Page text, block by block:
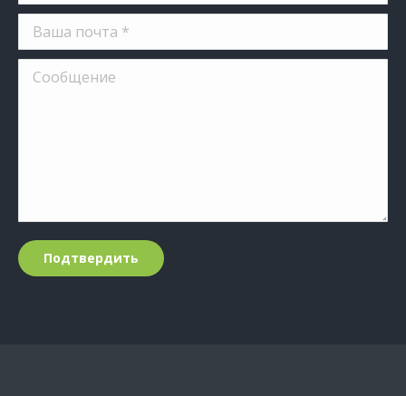
Ваша почта *
Сообщение
Подтвердить